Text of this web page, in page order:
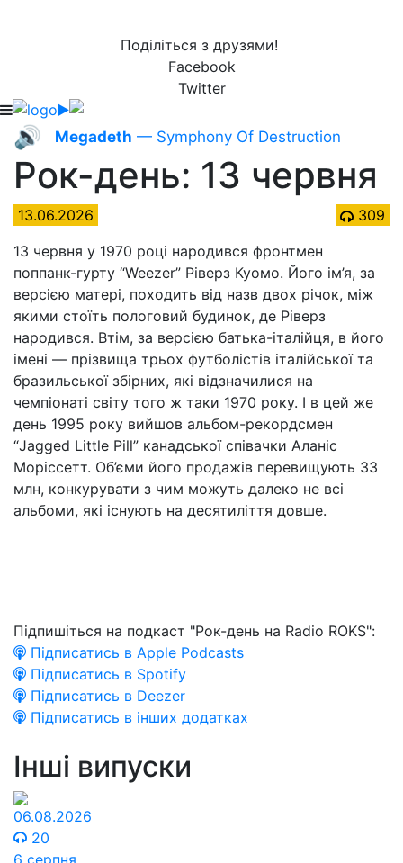
Поділіться з друзями!
Facebook
Twitter
🔊 Megadeth — Symphony Of Destruction
Рок-день: 13 червня
13.06.2026
309
13 червня у 1970 році народився фронтмен
поппанк-гурту “Weezer” Ріверз Куомо. Його ім’я, за
версією матері, походить від назв двох річок, між
якими стоїть пологовий будинок, де Ріверз
народився. Втім, за версією батька-італійця, в його
імені — прізвища трьох футболістів італійської та
бразильської збірних, які відзначилися на
чемпіонаті світу того ж таки 1970 року. І в цей же
день 1995 року вийшов альбом-рекордсмен
“Jagged Little Pill” канадської співачки Аланіс
Моріссетт. Об’єми його продажів перевищують 33
млн, конкурувати з чим можуть далеко не всі
альбоми, які існують на десятиліття довше.
Підпишіться на подкаст "Рок-день на Radio ROKS":
Підписатись в Apple Podcasts
Підписатись в Spotify
Підписатись в Deezer
Підписатись в інших додатках
Інші випуски
06.08.2026
20
6 серпня